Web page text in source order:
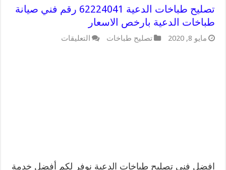
تصليح طباخات الدعية 62224041 رقم فني صيانة
طباخات الدعية بارخص الاسعار
مايو 8, 2020 تصليح طباخات التعليقات
افضل فني تصليح طباخات الدعية نوفر لكم أفضل خدمة